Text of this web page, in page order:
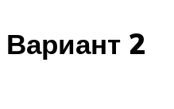
Вариант 2